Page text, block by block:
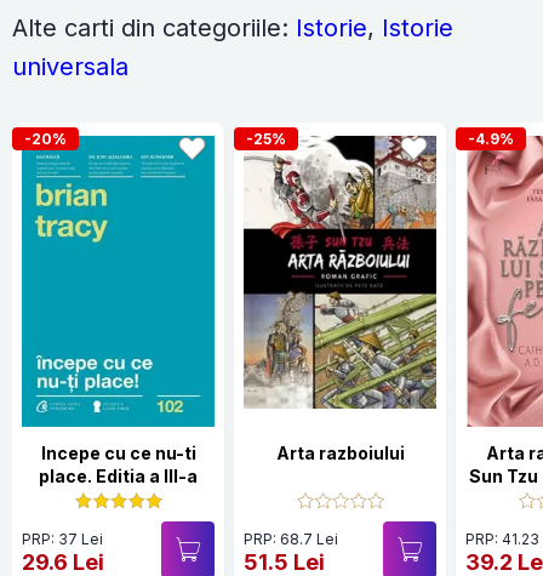
Alte carti din categoriile: Istorie, Istorie
universala
-20%
Incepe cu ce nu-ti
place. Editia a III-a
PRP: 37 Lei
29.6 Lei
-25%
Arta razboiului
PRP: 68.7 Lei
51.5 Lei
-4.9%
Arta
Sun
PRP:
39.2